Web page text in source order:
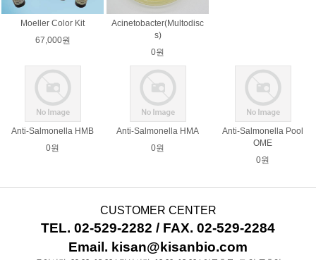
Moeller Color Kit
67,000원
Acinetobacter(Multodisc
s)
0원
Anti-Salmonella HMB
0원
Anti-Salmonella HMA
0원
Anti-Salmonella Pool
OME
0원
CUSTOMER CENTER
TEL. 02-529-2282 / FAX. 02-529-2284
Email. kisan@kisanbio.com